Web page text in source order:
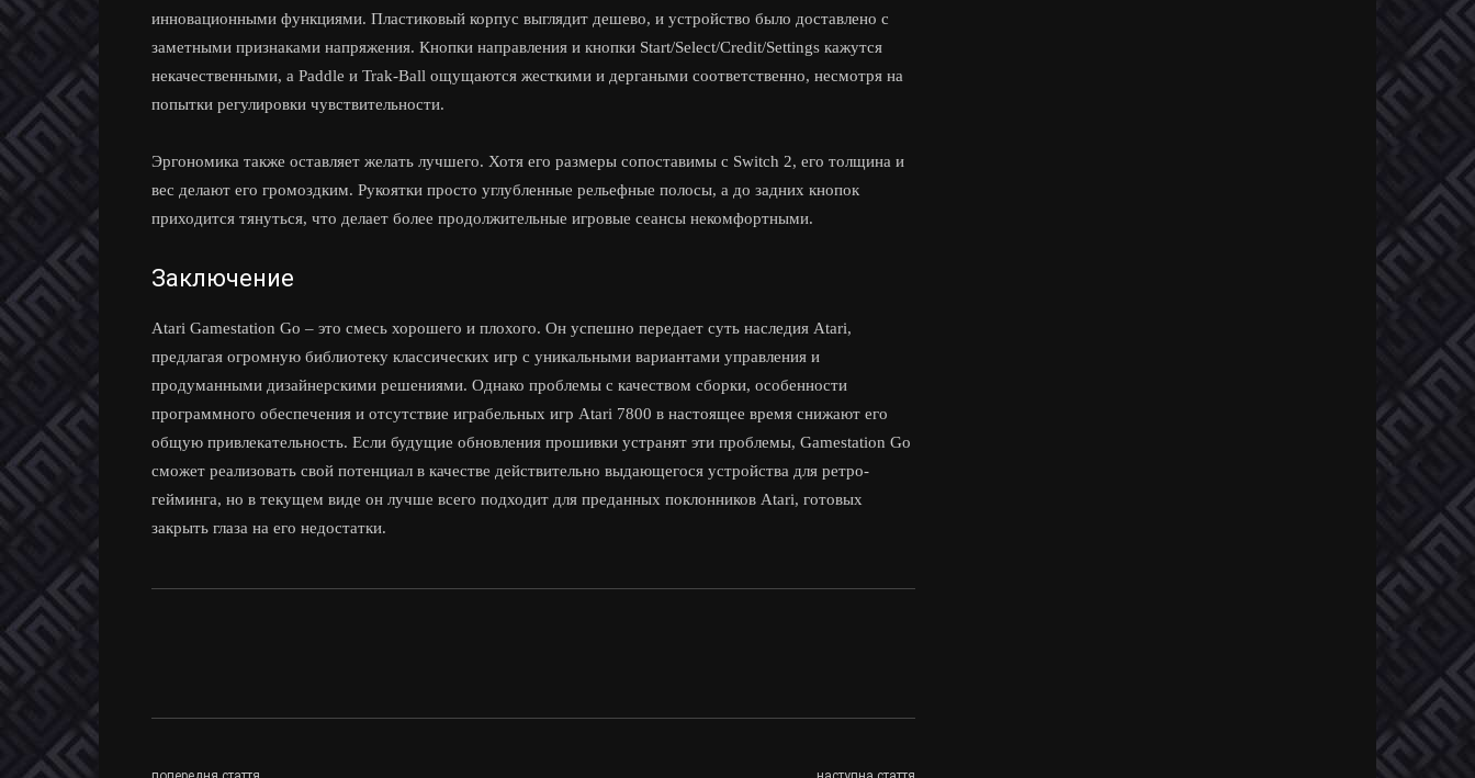
инновационными функциями. Пластиковый корпус выглядит дешево, и устройство было доставлено с
заметными признаками напряжения. Кнопки направления и кнопки Start/Select/Credit/Settings кажутся
некачественными, а Paddle и Trak-Ball ощущаются жесткими и дергаными соответственно, несмотря на
попытки регулировки чувствительности.
Эргономика также оставляет желать лучшего. Хотя его размеры сопоставимы с Switch 2, его толщина и
вес делают его громоздким. Рукоятки просто углубленные рельефные полосы, а до задних кнопок
приходится тянуться, что делает более продолжительные игровые сеансы некомфортными.
Заключение
Atari Gamestation Go – это смесь хорошего и плохого. Он успешно передает суть наследия Atari,
предлагая огромную библиотеку классических игр с уникальными вариантами управления и
продуманными дизайнерскими решениями. Однако проблемы с качеством сборки, особенности
программного обеспечения и отсутствие играбельных игр Atari 7800 в настоящее время снижают его
общую привлекательность. Если будущие обновления прошивки устранят эти проблемы, Gamestation Go
сможет реализовать свой потенциал в качестве действительно выдающегося устройства для ретро-
гейминга, но в текущем виде он лучше всего подходит для преданных поклонников Atari, готовых
закрыть глаза на его недостатки.